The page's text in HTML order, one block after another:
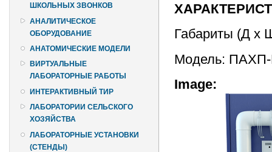
ШКОЛЬНЫХ ЗВОНКОВ
АНАЛИТИЧЕСКОЕ
ОБОРУДОВАНИЕ
АНАТОМИЧЕСКИЕ МОДЕЛИ
ВИРТУАЛЬНЫЕ
ЛАБОРАТОРНЫЕ РАБОТЫ
ИНТЕРАКТИВНЫЙ ТИР
ЛАБОРАТОРИИ СЕЛЬСКОГО
ХОЗЯЙСТВА
ЛАБОРАТОРНЫЕ УСТАНОВКИ
(СТЕНДЫ)
Габариты (Д х
Модель:
Image: